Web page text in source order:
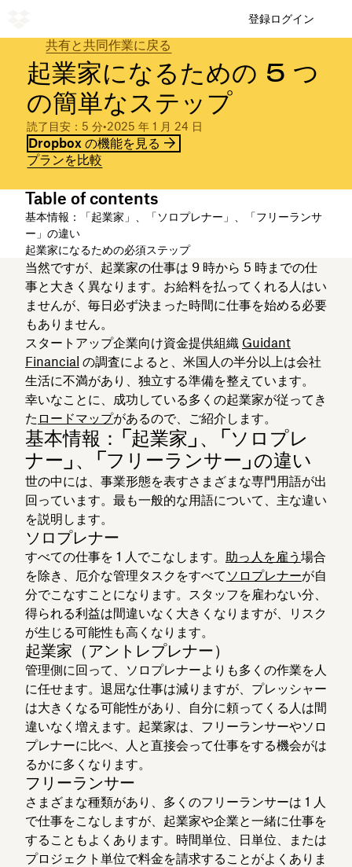
登録ログイン
共有と共同作業に戻る
起業家になるための 5 つ
の簡単なステップ
読了目安：5 分•2025 年 1 月 24 日
Dropbox の機能を見る
プランを比較
Table of contents
基本情報：「起業家」、「ソロプレナー」、「フリーランサ
ー」の違い
起業家になるための必須ステップ
当然ですが、起業家の仕事は 9 時から 5 時までの仕
事と大きく異なります。お給料を払ってくれる人はい
ませんが、毎日必ず決まった時間に仕事を始める必要
もありません。
スタートアップ企業向け資金提供組織 Guidant
Financial の調査によると、米国人の半分以上は会社
生活に不満があり、独立する準備を整えています。
幸いなことに、成功している多くの起業家が従ってき
た ロードマップがあるので、ご紹介します。
基本情報：「起業家」、「ソロプレ
ナー」、「フリーランサー」の違い
世の中には、事業形態を表すさまざまな専門用語が出
回っています。最も一般的な用語について、主な違い
を説明します。
ソロプレナー
すべての仕事を 1 人でこなします。 助っ人を雇う 場合
を除き、厄介な管理タスクをすべて ソロプレナーが自
分でこなすことになります。スタッフを雇わない分、
得られる利益は間違いなく大きくなりますが、リスク
が生じる可能性も高くなります。
起業家（アントレプレナー）
管理側に回って、ソロプレナーよりも多くの作業を人
に任せます。退屈な仕事は減りますが、プレッシャー
は大きくなる可能性があり、自分に頼ってくる人は間
違いなく増えます。起業家は、フリーランサーやソロ
プレナーに比べ、人と直接会って仕事をする機会がは
るかに多くなります。
フリーランサー
さまざまな種類があり、多くのフリーランサーは 1 人
で仕事をこなしますが、起業家や企業と一緒に仕事を
することもよくあります。時間単位、日単位、または
プロジェクト単位で料金を請求することがよくありま